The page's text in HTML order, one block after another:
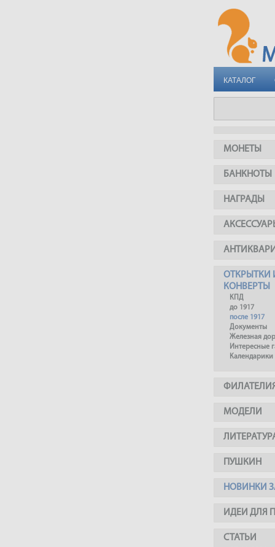
КАТАЛОГ
МОНЕТЫ
БАНКНОТЫ
НАГРАДЫ
ОТКРЫТКИ
КОНВЕРТЫ
КПД
до 1917
после 1917
Документы
Железная
Интересные
Календарики
МОДЕЛИ
ПУШКИН
НОВИНКИ
ИДЕИ ДЛЯ
СТАТЬИ